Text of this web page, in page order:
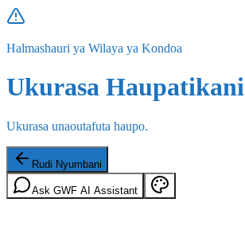
Halmashauri ya Wilaya ya Kondoa
Ukurasa Haupatikani
Ukurasa unaoutafuta haupo.
Rudi Nyumbani
Ask GWF AI Assistant